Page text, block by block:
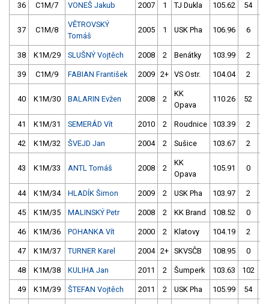
36 C1M/7 VONEŠ Jakub 2007 1 TJ Dukla 105.62 54
37 C1M/8
VĚTROVSKÝ
Tomáš
2005 1 USK Pha 106.96 6
38 K1M/29 SLUŠNÝ Vojtěch 2008 2 Benátky 103.99 2
39 C1M/9 FABIAN František 2009 2+ VS Ostr. 104.04 2
40 K1M/30 BALARIN Evžen 2008 2
KK
Opava
110.26 52
41 K1M/31 SEMERÁD Vít 2010 2 Roudnice 103.39 2
42 K1M/32 ŠVEJD Jan 2004 2 Sušice 103.67 2
43 K1M/33 ANTL Tomáš 2008 2
KK
Opava
105.91 0
44 K1M/34 HLADÍK Šimon 2009 2 USK Pha 103.97 2
45 K1M/35 MALINSKÝ Petr 2008 2 KK Brand 108.52 0
46 K1M/36 POHANKA Vít 2000 2 Klatovy 104.19 2
47 K1M/37 TURNER Karel 2004 2+ SKVSČB 108.95 0
48 K1M/38 KULIHA Jan 2011 2 Šumperk 103.63 102
49 K1M/39 ŠTEFAN Vojtěch 2011 2 USK Pha 105.99 54